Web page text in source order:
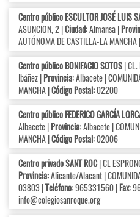
Centro público ESCULTOR JOSÉ LUIS
ASUNCION, 2 |Ciudad:Almansa |
AUTÓNOMA DE CASTILLA-LA MANCHA |
Centro público BONIFACIO SOTOS|
Ibáñez |Provincia:Albacete |
MANCHA |Código Postal:02200
Centro público FEDERICO GARCÍA
Albacete |Provincia:Albacete |
MANCHA |Código Postal:02006
Centro privado SANT ROC| CL
Provincia:Alicante/Alacant |
03803 |Teléfono:965331560 |Fax:
info@colegiosanroque.org